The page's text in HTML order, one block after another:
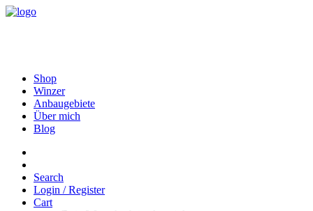
Shop
Winzer
Anbaugebiete
Über mich
Blog
Search
Login / Register
Cart